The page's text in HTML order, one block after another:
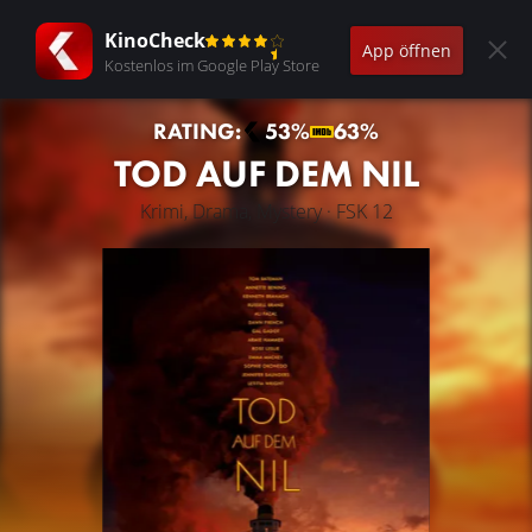
KinoCheck
Kostenlos im Google Play Store
App öffnen
RATING: 53% 63%
TOD AUF DEM NIL
Krimi, Drama, Mystery · FSK 12